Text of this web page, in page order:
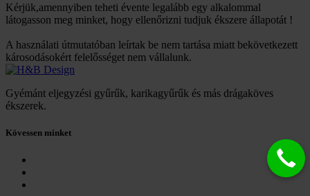
Kérjük,amennyiben teheti évente legalább egy alkalommal
látogasson meg minket, hogy ellenőrizni tudjuk ékszere állapotát !
A használati útmutatóban leírtak be nem tartása miatt bekövetkezett
károsodásokért felelősséget nem vállalunk.
Gyémánt eljegyzési gyűrűk, karikagyűrűk és más drágaköves
ékszerek.
Kövessen minket